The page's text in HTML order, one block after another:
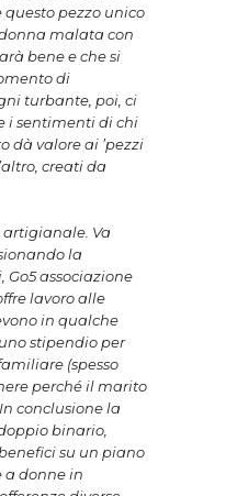
questo pezzo unico
malata con
bene e che si
di
turbante, poi, ci
i sentimenti di chi
dà valore ai ’pezzi
creati da
artigianale. Va
la
associazione
lavoro alle
in qualche
stipendio per
(spesso
perché il marito
conclusione la
binario,
su un piano
a donne in